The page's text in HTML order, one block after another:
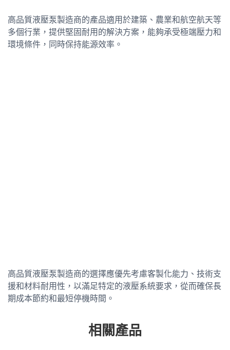
高品質液壓泵製造商的產品適用於建築、農業和航空航天等
多個行業，提供堅固耐用的解決方案，能夠承受極端壓力和
環境條件，同時保持能源效率。
高品質液壓泵製造商的選擇應優先考慮客製化能力、技術支
援和材料耐用性，以滿足特定的液壓系統要求，從而確保長
期成本節約和最短停機時間。
相關產品